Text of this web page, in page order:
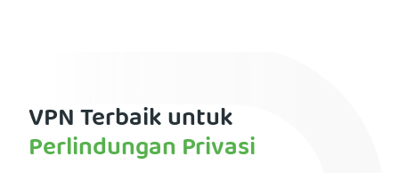
VPN Terbaik untuk
Perlindungan Privasi